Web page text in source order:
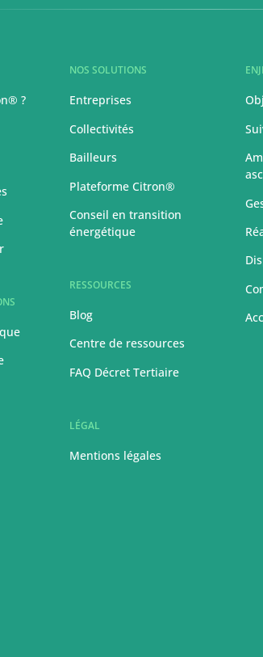
?
NOS SOLUTIONS
Entreprises
Collectivités
Bailleurs
Plateforme Citron®
Conseil en transition
énergétique
RESSOURCES
Blog
Centre de ressources
FAQ Décret Tertiaire
LÉGAL
Mentions légales